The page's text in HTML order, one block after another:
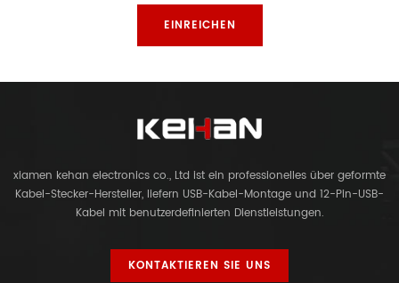
xiamen kehan electronics co., Ltd ist ein professionelles über geformte
Kabel-Stecker-Hersteller, liefern USB-Kabel-Montage und 12-Pin-USB-
Kabel mit benutzerdefinierten Dienstleistungen.
KONTAKTIEREN SIE UNS